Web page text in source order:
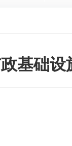
政基础